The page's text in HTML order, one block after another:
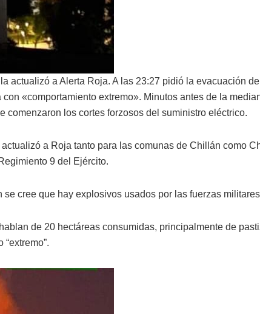
actualizó a Alerta Roja. A las 23:27 pidió la evacuación
«comportamiento extremo». Minutos antes de la
comenzaron los cortes forzosos del suministro eléctrico.
a Roja tanto para las comunas de Chillán como
9 del Ejército.
cree que hay explosivos usados por las fuerzas
de 20 hectáreas consumidas, principalmente de